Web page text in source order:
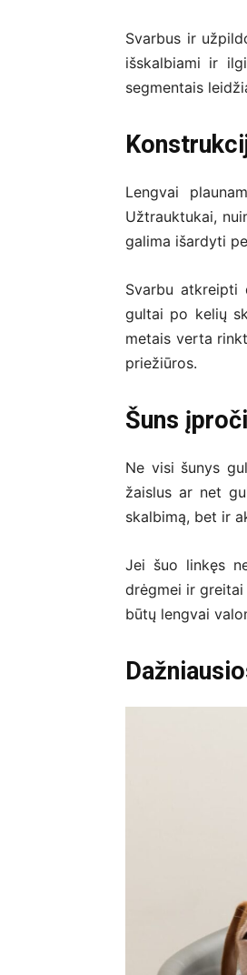
Svarbus ir
išskalbiami ir
segmentais
Lengvai
Užtrauktukai,
galima išardyti
Svarbu atkreipti
gultai po kelių
metais verta
priežiūros.
Šuns
Ne visi šunys
žaislus ar net
skalbimą, bet ir
Jei šuo linkęs
drėgmei ir greitai
būtų lengvai